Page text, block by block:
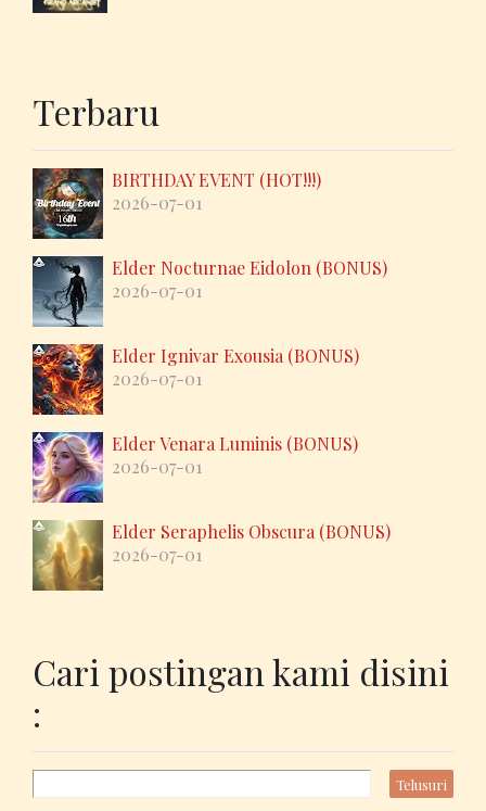
Terbaru
BIRTHDAY EVENT (HOT!!!)
2026-07-01
Elder Nocturnae Eidolon (BONUS)
2026-07-01
Elder Ignivar Exousia (BONUS)
2026-07-01
Elder Venara Luminis (BONUS)
2026-07-01
Elder Seraphelis Obscura (BONUS)
2026-07-01
Cari postingan kami disini
: